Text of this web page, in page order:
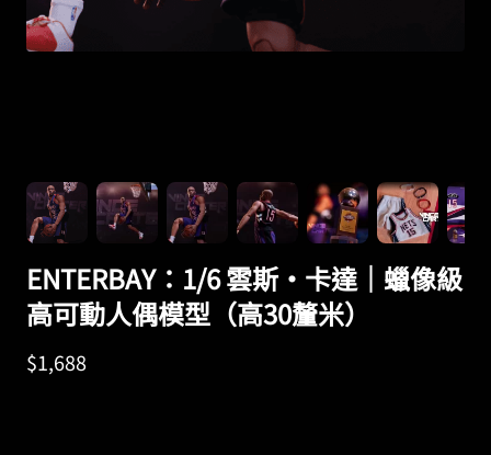
ENTERBAY：1/6 雲斯·卡達｜蠟像級
高可動人偶模型（高30釐米）
$1,688